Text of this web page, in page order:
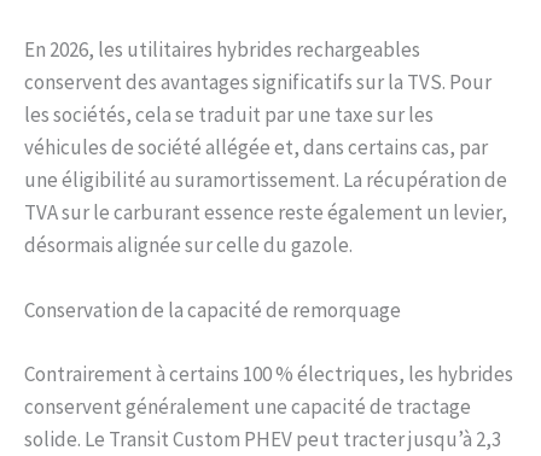
En 2026, les utilitaires hybrides rechargeables
conservent des avantages significatifs sur la TVS. Pour
les sociétés, cela se traduit par une taxe sur les
véhicules de société allégée et, dans certains cas, par
une éligibilité au suramortissement. La récupération de
TVA sur le carburant essence reste également un levier,
désormais alignée sur celle du gazole.
Conservation de la capacité de remorquage
Contrairement à certains 100 % électriques, les hybrides
conservent généralement une capacité de tractage
solide. Le Transit Custom PHEV peut tracter jusqu’à 2,3